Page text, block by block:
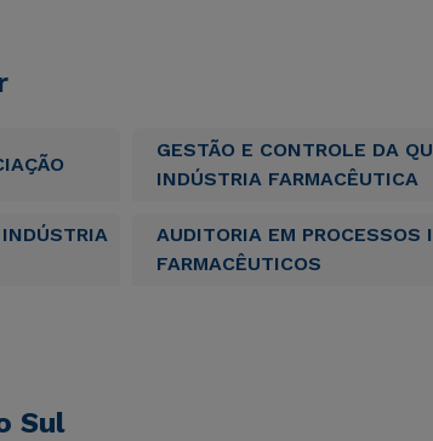
GESTÃO E CONTROLE DA
INDÚSTRIA FARMACÊUTICA
AUDITORIA EM PROCESSOS
FARMACÊUTICOS
Sul